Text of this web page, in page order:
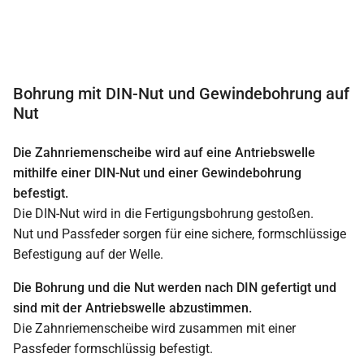
Bohrung mit DIN-Nut und Gewindebohrung auf
Nut
Die Zahnriemenscheibe wird auf eine Antriebswelle
mithilfe einer DIN-Nut und einer Gewindebohrung
befestigt.
Die DIN-Nut wird in die Fertigungsbohrung gestoßen.
Nut und Passfeder sorgen für eine sichere, formschlüssige
Befestigung auf der Welle.
Die Bohrung und die Nut werden nach DIN gefertigt und
sind mit der Antriebswelle abzustimmen.
Die Zahnriemenscheibe wird zusammen mit einer
Passfeder formschlüssig befestigt.